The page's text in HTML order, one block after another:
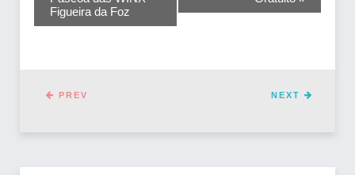
EVENTO
Figueira da Foz
NEXT
PREV